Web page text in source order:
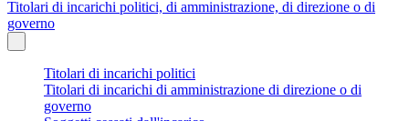
Titolari di incarichi politici, di amministrazione, di direzione o di
governo
Titolari di incarichi politici
Titolari di incarichi di amministrazione di direzione o di
governo